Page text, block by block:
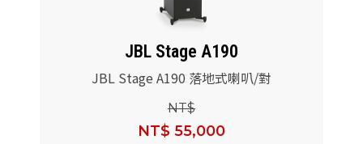
JBL Stage A190
JBL Stage A190 落地式喇叭/對
NT$
NT$ 55,000